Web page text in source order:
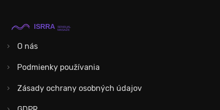
O nás
Podmienky používania
Zásady ochrany osobných údajov